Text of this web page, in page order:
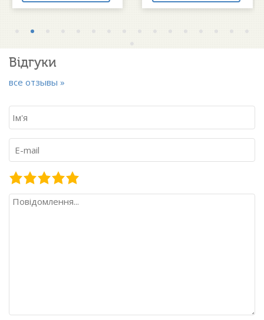
Відгуки
все отзывы »